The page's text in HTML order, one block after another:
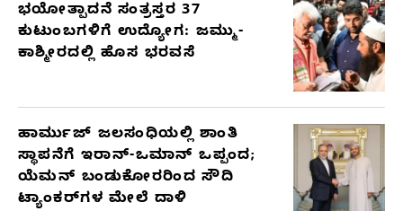
ಭಯೋತ್ಪಾದನೆ ಸಂತ್ರಸ್ತರ 37
ಕುಟುಂಬಗಳಿಗೆ ಉದ್ಯೋಗ: ಜಮ್ಮು-
ಕಾಶ್ಮೀರದಲ್ಲಿ ಹೊಸ ಭರವಸೆ
ಹಾರ್ಮುಜ್ ಜಲಸಂಧಿಯಲ್ಲಿ ಶಾಂತಿ
ಸ್ಥಾಪನೆಗೆ ಇರಾನ್-ಒಮಾನ್ ಒಪ್ಪಂದ;
ಯೆಮನ್ ಬಂಡುಕೋರರಿಂದ ಸೌದಿ
ಟ್ಯಾಂಕರ್‌ಗಳ ಮೇಲೆ ದಾಳಿ